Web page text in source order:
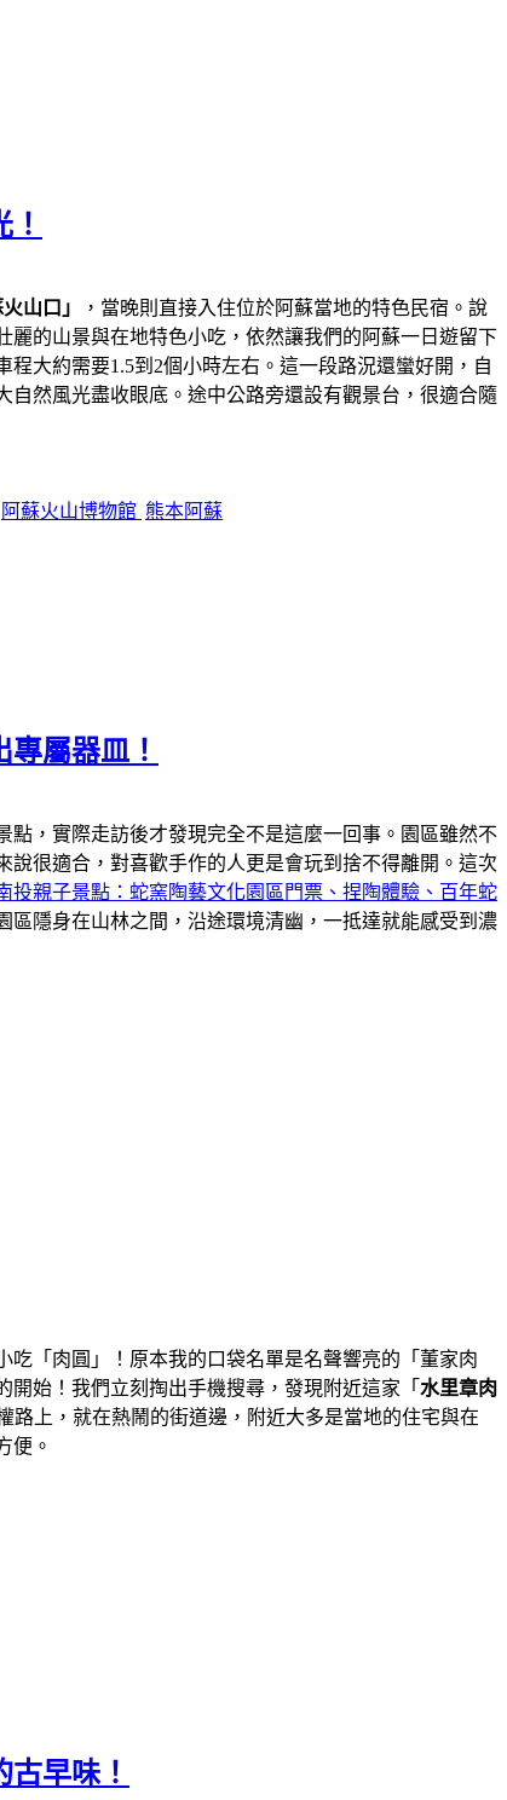
山口」
，當晚則直接入住位於阿蘇當地的特色民宿。說
的山景與在地特色小吃，依然讓我們的阿蘇一日遊留下
程大約需要1.5到2個小時左右。這一段路況還蠻好開，自
然風光盡收眼底。途中公路旁還設有觀景台，很適合隨
阿蘇火山博物館 熊本阿蘇
屬器皿！
點，實際走訪後才發現完全不是這麼一回事。園區雖然不
很適合，對喜歡手作的人更是會玩到捨不得離開。這次
投親子景點：蛇窯陶藝文化園區門票、捏陶體驗、百年蛇
隱身在山林之間，沿途環境清幽，一抵達就能感受到濃
「肉圓」！原本我的口袋名單是名聲響亮的「董家肉
始！我們立刻掏出手機搜尋，發現附近這家「 水里章肉
路上，就在熱鬧的街道邊，附近大多是當地的住宅與在
便。
早味！